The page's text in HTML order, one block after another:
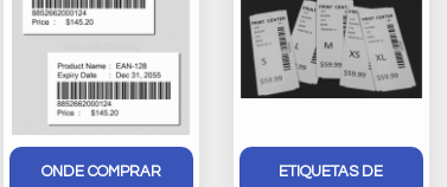
ONDE COMPRAR
ETIQUETAS DE